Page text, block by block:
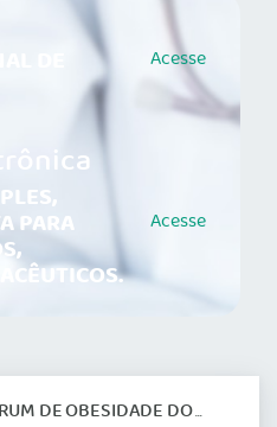
DE Acesse
PARA Acesse
DE OBESIDADE DO CRM-PB